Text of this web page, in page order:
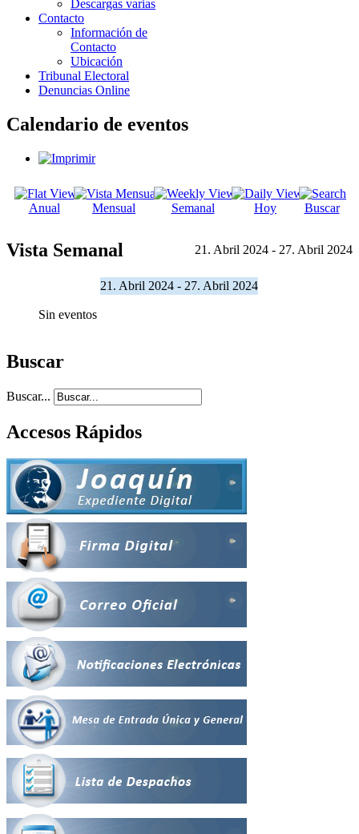
Descargas varias
Contacto
Información de
Contacto
Ubicación
Tribunal Electoral
Denuncias Online
Calendario de eventos
Anual Mensual Semanal Hoy Buscar
Vista Semanal 21. Abril 2024 - 27. Abril 2024
21. Abril 2024 - 27. Abril 2024
Sin eventos
Buscar
Buscar...
Accesos Rápidos